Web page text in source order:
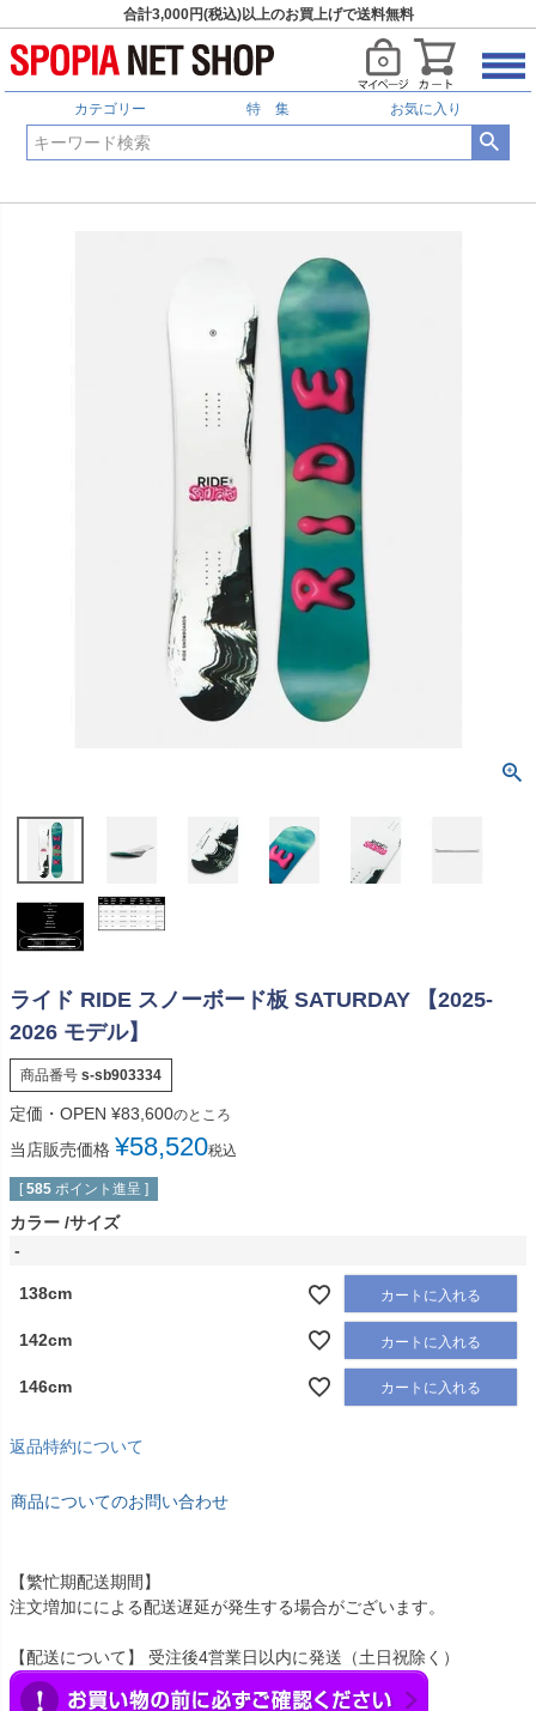
合計3,000円(税込)以上のお買上げで送料無料
カテゴリー 特 集 お気に入り
ライド RIDE スノーボード板 SATURDAY 【2025-
2026 モデル】
商品番号 s-sb903334
定価・OPEN ¥83,600のところ
当店販売価格 ¥58,520税込
[ 585 ポイント進呈 ]
カラー サイズ
-
138cm カートに入れる
142cm カートに入れる
146cm カートに入れる
返品特約について
商品についてのお問い合わせ
【繁忙期配送期間】
注文増加にによる配送遅延が発生する場合がございます。
【配送について】 受注後4営業日以内に発送（土日祝除く）